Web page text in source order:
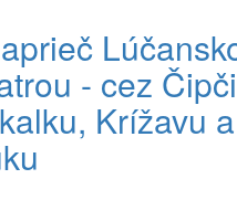
- cez
Krížavu